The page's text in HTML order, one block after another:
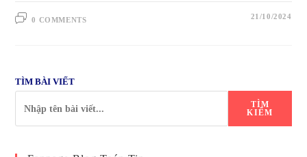
0 COMMENTS 21/10/2024
TÌM BÀI VIẾT
TÌM
KIẾM